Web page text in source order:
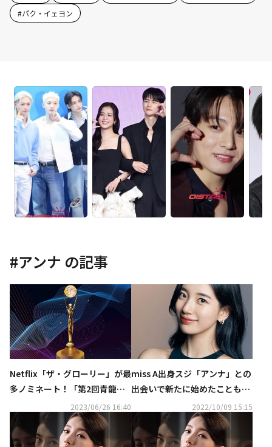
#パク・イェヨン
#アンナ の記事
Netflix「ザ・グローリー」が最
多ノミネート！「第2回青龍シ
リーズアワード」最終候補を発
2023/06/26 16:40
miss A出身スジ「アンナ」との
出会いで新たに始めたことも？
役作りについて語る“日記で感
情を記録した”
2022/10/09 15:15